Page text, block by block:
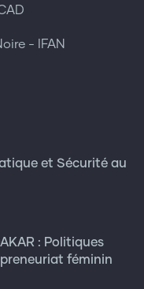
- IFAN
et Sécurité au
: Politiques
féminin